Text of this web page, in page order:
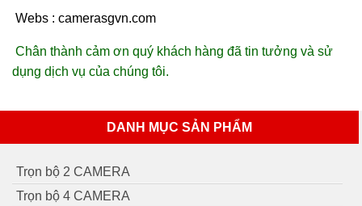
Webs : camerasgvn.com
Chân thành cảm ơn quý khách hàng đã tin tưởng và sử
dụng dịch vụ của chúng tôi.
DANH MỤC SẢN PHẨM
Trọn bộ 2 CAMERA
Trọn bộ 4 CAMERA